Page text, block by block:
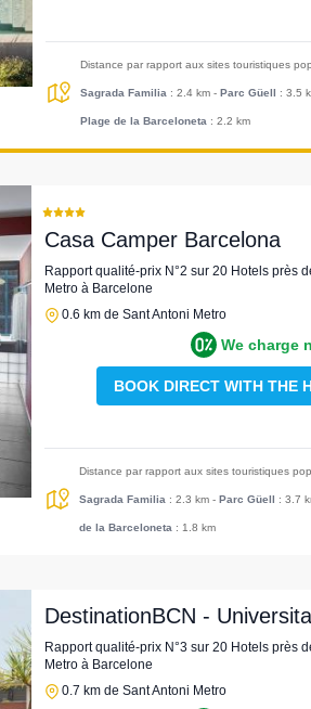
Distance par rapport aux sites touristiques
Sagrada Familia : 2.4 km - Parc Güell : 3.5
Plage de la Barceloneta : 2.2 km
Casa Camper Barcelona
Rapport qualité-prix N°2 sur 20 Hotels près
Metro à Barcelone
0.6 km de Sant Antoni Metro
We charge
BOOK DIRECT WITH THE
Distance par rapport aux sites touristiques
Sagrada Familia : 2.3 km-Parc Güell : 3.7
de la Barceloneta : 1.8 km
DestinationBCN -
Rapport qualité-prix N°3 sur 20 Hotels près
Metro à Barcelone
0.7 km de Sant Antoni Metro